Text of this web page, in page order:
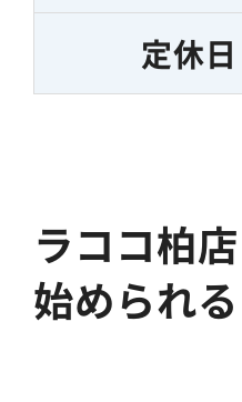
定休日
ラココ柏
始められる